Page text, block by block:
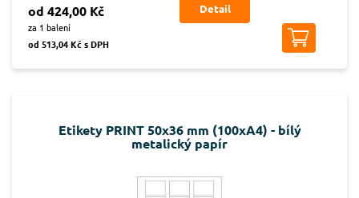
od 424,00 Kč
za 1 balení
od 513,04 Kč s DPH
Detail
Etikety PRINT 50x36 mm (100xA4) - bílý
metalický papír